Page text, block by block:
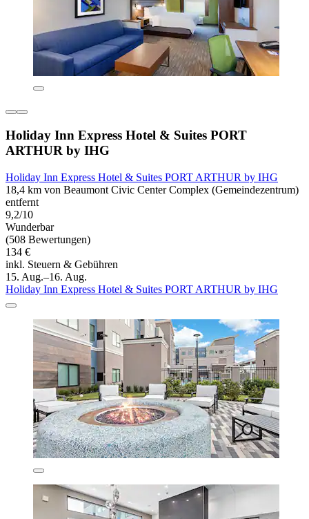
Holiday Inn Express Hotel & Suites PORT
ARTHUR by IHG
Holiday Inn Express Hotel & Suites PORT ARTHUR by IHG
18,4 km von Beaumont Civic Center Complex (Gemeindezentrum)
entfernt
9,2/10
Wunderbar
(508 Bewertungen)
134 €
inkl. Steuern & Gebühren
15. Aug.–16. Aug.
Holiday Inn Express Hotel & Suites PORT ARTHUR by IHG